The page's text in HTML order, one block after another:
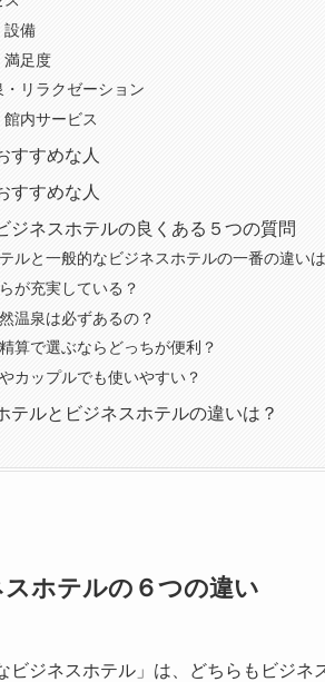
備
足度
リラクゼーション
内サービス
すすめな人
すすめな人
ジネスホテルの良くある５つの質問
ルと一般的なビジネスホテルの一番の違い
が充実している？
温泉は必ずあるの？
算で選ぶならどっちが便利？
カップルでも使いやすい？
テルとビジネスホテルの違いは？
ホテルの６つの違い
ビジネスホテル」は、どちらもビジ